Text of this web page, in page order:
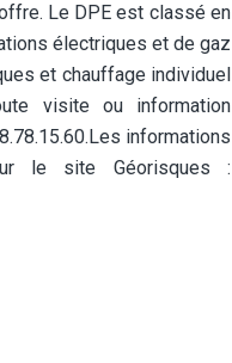
Le DPE est classé en
électriques et de gaz
et chauffage individuel
visite ou information
informations
le site Géorisques :